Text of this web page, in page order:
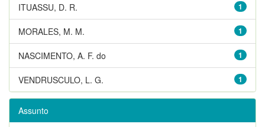
1
ITUASSU, D. R.
1
MORALES, M. M.
1
NASCIMENTO, A. F. do
1
VENDRUSCULO, L. G.
Assunto